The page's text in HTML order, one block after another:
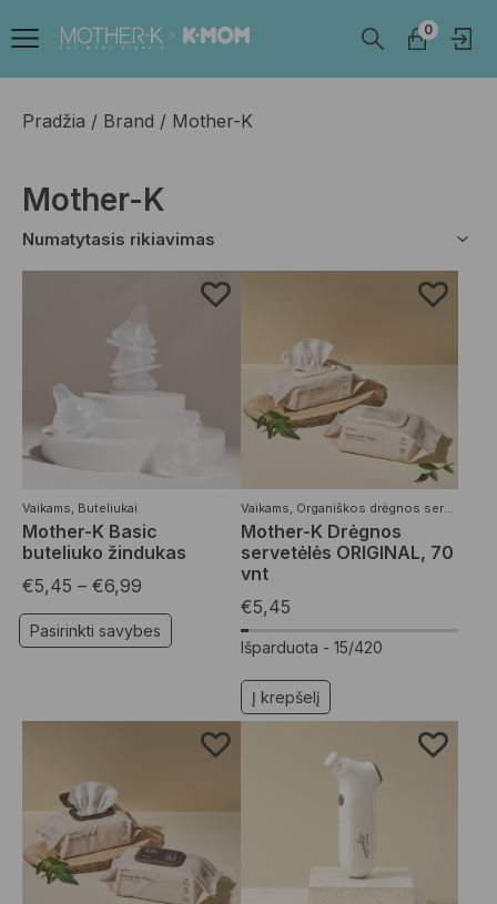
0
Pradžia Brand Mother-K
Mother-K
Vaikams Buteliukai
Mother-K Basic
buteliuko žindukas
€5,45 – €6,99
Pasirinkti savybes
Vaikams Organiškos drėgnos servetėlės
Mother-K Drėgnos
servetėlės ORIGINAL, 70
vnt
€5,45
Išparduota - 15/420
Į krepšelį